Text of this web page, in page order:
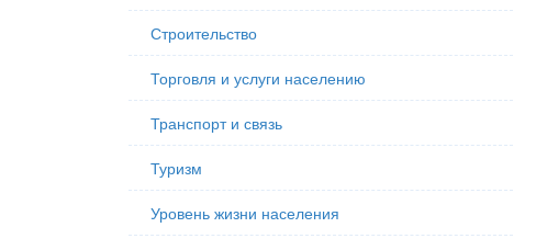
Строительство
Торговля и услуги населению
Транспорт и связь
Туризм
Уровень жизни населения